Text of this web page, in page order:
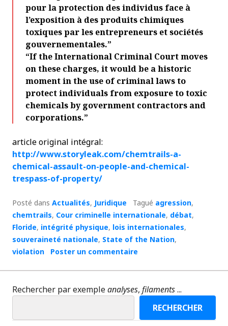
pour la protection des individus face à
l’exposition à des produits chimiques
toxiques par les entrepreneurs et sociétés
gouvernementales.”
“If the International Criminal Court moves
on these charges, it would be a historic
moment in the use of criminal laws to
protect individuals from exposure to toxic
chemicals by government contractors and
corporations.”
article original intégral:
http://www.storyleak.com/chemtrails-a-
chemical-assault-on-people-and-chemical-
trespass-of-property/
Posté dans Actualités, Juridique Tagué agression,
chemtrails, Cour criminelle internationale, débat,
Floride, intégrité physique, lois internationales,
souveraineté nationale, State of the Nation,
violation
Poster un commentaire
Rechercher par exempleanalyses, filaments...
RECHERCHER